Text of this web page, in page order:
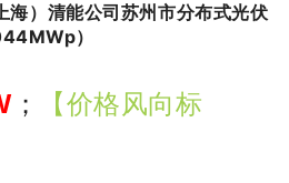
海）清能公司苏州市分布式光伏
）
；
【价格风向标